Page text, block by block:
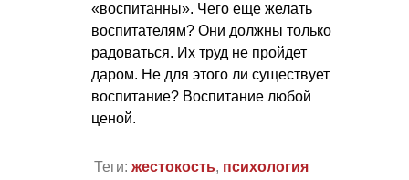
«воспитанны». Чего еще желать
воспитателям? Они должны только
радоваться. Их труд не пройдет
даром. Не для этого ли существует
воспитание? Воспитание любой
ценой.
Теги: жестокость, психология